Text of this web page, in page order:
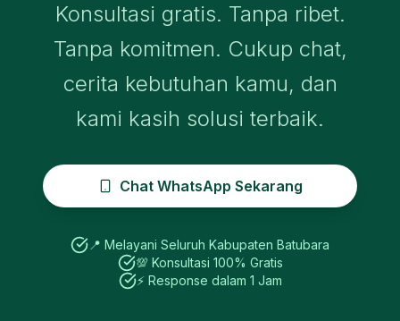
Konsultasi gratis. Tanpa ribet.
Tanpa komitmen. Cukup chat,
cerita kebutuhan kamu, dan
kami kasih solusi terbaik.
Chat WhatsApp Sekarang
📍 Melayani Seluruh Kabupaten Batubara
💯 Konsultasi 100% Gratis
⚡ Response dalam 1 Jam